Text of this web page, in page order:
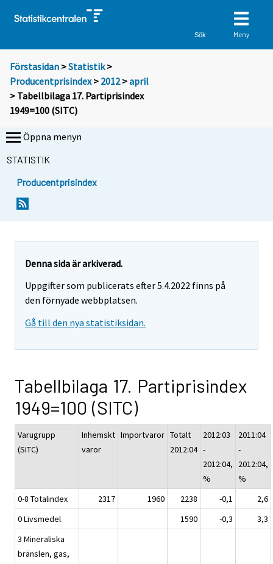
Sök Meny
Förstasidan >Statistik >
Producentprisindex> 2012>april
> Tabellbilaga 17. Partiprisindex
1949=100 (SITC)
Öppna menyn
STATISTIK
Producentprisindex
Denna sida är arkiverad.
Uppgifter som publicerats efter 5.4.2022 finns på
den förnyade webbplatsen.
Gå till den nya statistiksidan.
Tabellbilaga 17. Partiprisindex
1949=100 (SITC)
Varugrupp
(SITC)
Inhemskt
varor
Importvaror Totalt
2012:04
2012:03
-
2012:04,
%
2011:04
-
2012:04,
%
0-8 Totalindex
2317 1960 2238 -0,1
2,6
0 Livsmedel
1590 -0,3
3,3
3 Mineraliska
bränslen, gas,